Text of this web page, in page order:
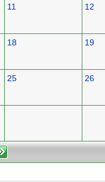
11 12
18 19
25 26